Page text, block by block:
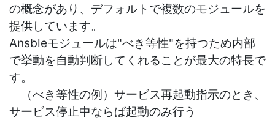
の概念があり、デフォルトで複数のモジュールを
提供しています。
Ansbleモジュールは"べき等性"を持つため内部
で挙動を自動判断してくれることが最大の特長で
す。
（べき等性の例）サービス再起動指示のとき、
サービス停止中ならば起動のみ行う